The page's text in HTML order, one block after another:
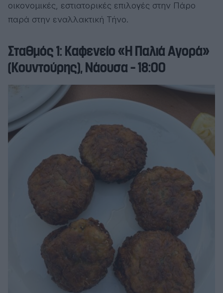
οικονομικές, εστιατορικές επιλογές στην Πάρο
παρά στην εναλλακτική Τήνο.
Σταθμός 1: Καφενείο «Η Παλιά Αγορά»
(Κουντούρης), Νάουσα – 18:00